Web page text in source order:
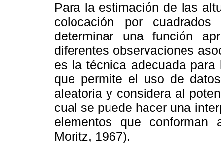
Para la estimación de las
colocación por
determinar una función
diferentes observaciones
es la técnica adecuada
que permite el uso de
aleatoria y considera al
cual se puede hacer una
elementos que conforman
Moritz, 1967).